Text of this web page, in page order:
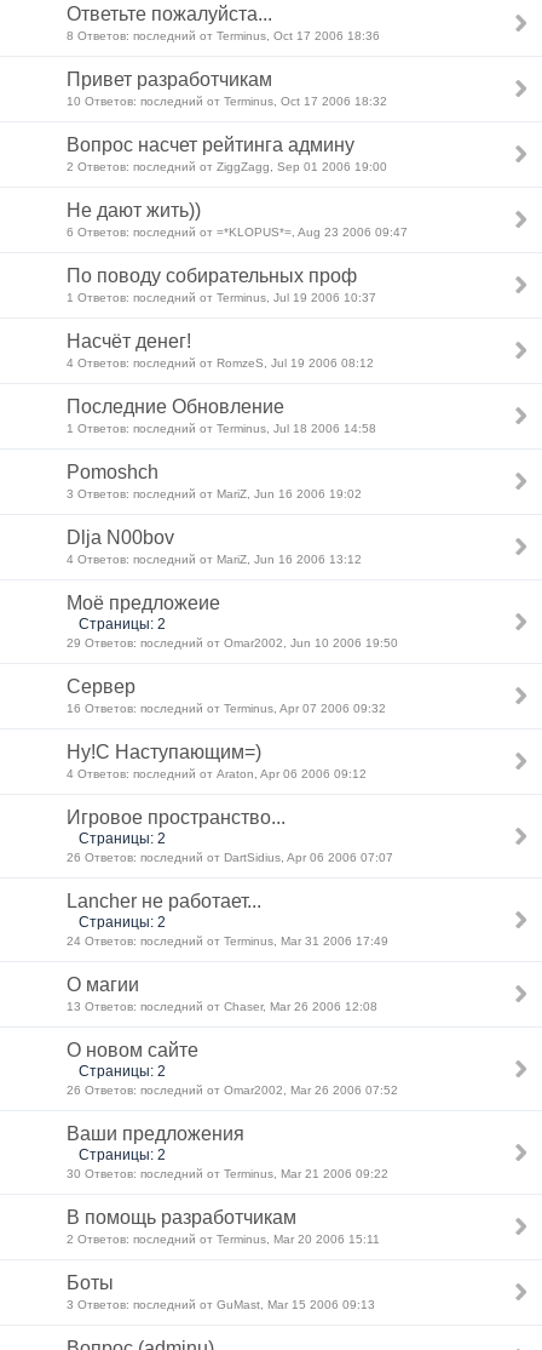
Ответьте пожалуйста...
8 Ответов: последний от Terminus, Oct 17 2006 18:36
Привет разработчикам
10 Ответов: последний от Terminus, Oct 17 2006 18:32
Вопрос насчет рейтинга админу
2 Ответов: последний от ZiggZagg, Sep 01 2006 19:00
Не дают жить))
6 Ответов: последний от =*KLOPUS*=, Aug 23 2006 09:47
По поводу собирательных проф
1 Ответов: последний от Terminus, Jul 19 2006 10:37
Насчёт денег!
4 Ответов: последний от RomzeS, Jul 19 2006 08:12
Последние Обновление
1 Ответов: последний от Terminus, Jul 18 2006 14:58
Pomoshch
3 Ответов: последний от MariZ, Jun 16 2006 19:02
Dlja N00bov
4 Ответов: последний от MariZ, Jun 16 2006 13:12
Моё предложеие
Страницы: 2
29 Ответов: последний от Omar2002, Jun 10 2006 19:50
Сервер
16 Ответов: последний от Terminus, Apr 07 2006 09:32
Ну!С Наступающим=)
4 Ответов: последний от Araton, Apr 06 2006 09:12
Игровое пространство...
Страницы: 2
26 Ответов: последний от DartSidius, Apr 06 2006 07:07
Lancher не работает...
Страницы: 2
24 Ответов: последний от Terminus, Mar 31 2006 17:49
О магии
13 Ответов: последний от Chaser, Mar 26 2006 12:08
О новом сайте
Страницы: 2
26 Ответов: последний от Omar2002, Mar 26 2006 07:52
Ваши предложения
Страницы: 2
30 Ответов: последний от Terminus, Mar 21 2006 09:22
В помощь разработчикам
2 Ответов: последний от Terminus, Mar 20 2006 15:11
Боты
3 Ответов: последний от GuMast, Mar 15 2006 09:13